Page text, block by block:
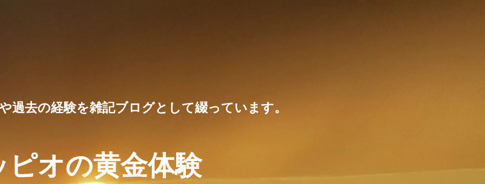
過去の経験を雑記ブログとして綴っています。
ピオの黄金体験